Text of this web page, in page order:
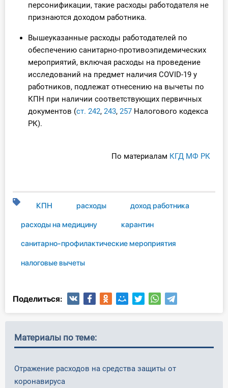
Тестирование для
бухгалтера
персонификации, такие расходы работодателя не
признаются доходом работника.
Вышеуказанные расходы работодателей по
обеспечению санитарно-противоэпидемических
мероприятий, включая расходы на проведение
исследований на предмет наличия COVID-19 у
работников, подлежат отнесению на вычеты по
КПН при наличии соответствующих первичных
документов (ст. 242, 243, 257 Налогового кодекса
РК).
По материалам КГД МФ РК
КПН расходы доход работника
расходы на медицину карантин
санитарно-профилактические мероприятия
налоговые вычеты
Поделиться:
Материалы по теме:
Отражение расходов на средства защиты от
коронавируса